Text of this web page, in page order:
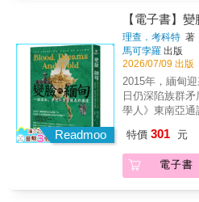
陸續上市：1.
紀〕2. 世界宗教
—7世紀〕3. 歐
紀〕4. 文化的
紀〕5. 蒙古帝
6. 後蒙古時代
近世帝國的繁榮
〔19—20世紀
紀〕11. 走出世
12. 邁向亞洲世
物】金日成／
熙／鄧小平／
喇嘛／胡志明／
耀／馬哈地／馬
吳廷琰／尼赫
／納瑟／阿拉法
本顯治／岸信
惠／違星北斗
跨越地域，從
中的文化碰撞
造精緻的評傳與
是對人性的深
尋思另一個更
長期支配歷史敘
的觀點，將單一
壯大的東亞地域
和勝利，而分
在各國社會中
幟。但這些人只
越過國境，我
互溝通的東亞地
公室主任】、
副教授級專技人
經濟系名譽教授
修【國立暨南國
授兼東南亞研究
洲交流基金會
只是一本談論
者理解這個國
查．考科特長
界誤解的國度
民主運動或翁山
的緬甸》將政
Readmoo
【電子書】
理查．考科特 著
馬可孛羅 出版
2026/07/09 出版
2015年，緬甸
日仍深陷族群
學人》東南亞
國家動盪不安
導讀◎《南海》
馬遜書店4.8顆
特價 301 元
電子書